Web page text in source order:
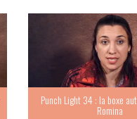
Punch Light 34 : la boxe
Romina